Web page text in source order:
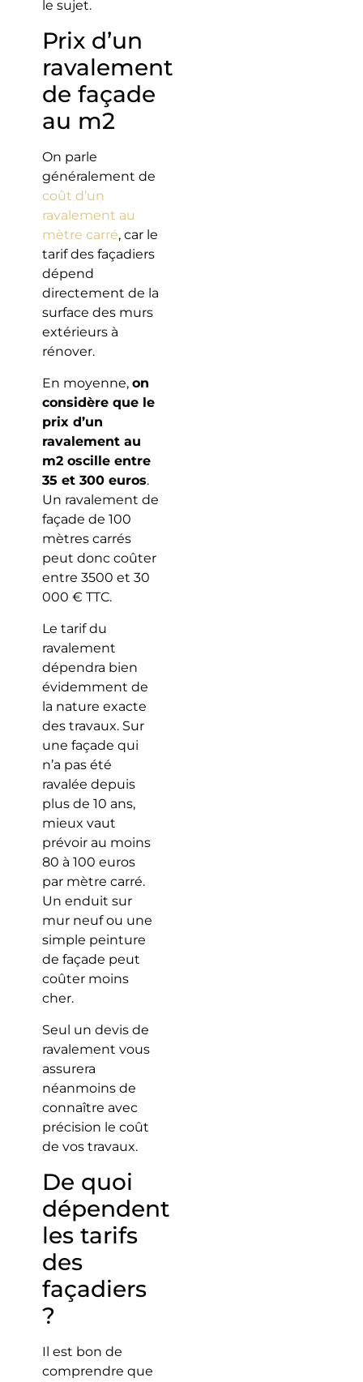
le sujet.
Prix d’un
ravalement
de façade
au m2
On parle
généralement de
coût d’un
ravalement au
mètre carré, car le
tarif des façadiers
dépend
directement de la
surface des murs
extérieurs à
rénover.
En moyenne, on
considère que le
prix d’un
ravalement au
m2 oscille entre
35 et 300 euros.
Un ravalement de
façade de 100
mètres carrés
peut donc coûter
entre 3500 et 30
000 € TTC.
Le tarif du
ravalement
dépendra bien
évidemment de
la nature exacte
des travaux. Sur
une façade qui
n’a pas été
ravalée depuis
plus de 10 ans,
mieux vaut
prévoir au moins
80 à 100 euros
par mètre carré.
Un enduit sur
mur neuf ou une
simple peinture
de façade peut
coûter moins
cher.
Seul un devis de
ravalement vous
assurera
néanmoins de
connaître avec
précision le coût
de vos travaux.
De quoi
dépendent
les tarifs
des
façadiers
?
Il est bon de
comprendre que